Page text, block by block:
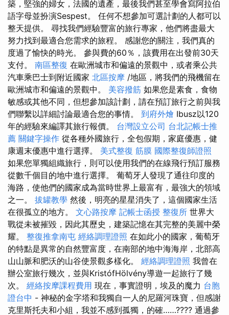
築，堅強的婦女，法國的遺產，最後我們甚至學會寫阿拉伯
語字母並扮演Sespest。 任何不想參加可選計劃的人都可以
整天提供。 尋找我們經驗豐富的旅行專家，他們將盡最大
努力找到最適合您需求的旅程。 感謝您的關注，我們真的
度過了愉快的時光。 參與費的60％，該費用在出發前30天
支付。 南區整復 在歐洲城市和偏遠的景觀中，或者乘公共
汽車乘巴士到附近國家 北區按摩 /地區，將我們的飛機留在
歐洲城市和偏遠的景觀中。 美容撥筋 如果您是素食，食物
敏感或其他不同，但想參加該計劃，請在預訂旅行之前與我
們聯繫以詳細討論最適合您的事情。 到府外燴 Ibusz以120
年的經驗來編譯其旅行報價。 台灣設立公司 台北記帳士推
薦 關鍵字操作 從各種外國旅行，全包假期，家庭優惠，健
康週末優惠中進行選擇。 美式整復 筋膜 國際整復師證照
如果您單獨組織旅行，則可以使用我們的在線飛行預訂服務
從數千個目的地中進行選擇。 葡萄牙人發現了通往印度的
海路，使他們的國家成為當時世界上最富有，最強大的領域
之一。 拔罐教學 然後，明亮的星星消失了，這個國家生活
在很孤立的地方。 文心路按摩 記帳士函授 整復所 世界大
戰從未被摧毀，因此其歷史，建築記憶在其完整的美麗中榮
耀。 整復推拿南屯 經絡調理證照 在如此小的國家，葡萄牙
的特點是異常的自然豐富度，在南部的地中海海岸，北部高
山山脈和肥沃的山谷使景觀多樣化。 經絡調理證照 我曾在
辦公室旅行幾次，並與KristófHölvény導遊一起旅行了幾
次。 經絡按摩課程費用 現在，事實證明，埃及的魔力 台胞
證台中 - 神秘的金字塔和我獨自一人的尼羅河珠寶，但感謝
克里斯托夫和小組，我並不感到孤獨，的確……???? 通過參